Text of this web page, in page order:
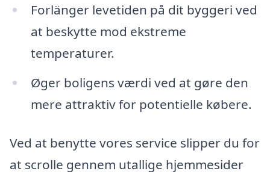
Forlänger levetiden på dit byggeri ved
at beskytte mod ekstreme
temperaturer.
Øger boligens værdi ved at gøre den
mere attraktiv for potentielle købere.
Ved at benytte vores service slipper du for
at scrolle gennem utallige hjemmesider